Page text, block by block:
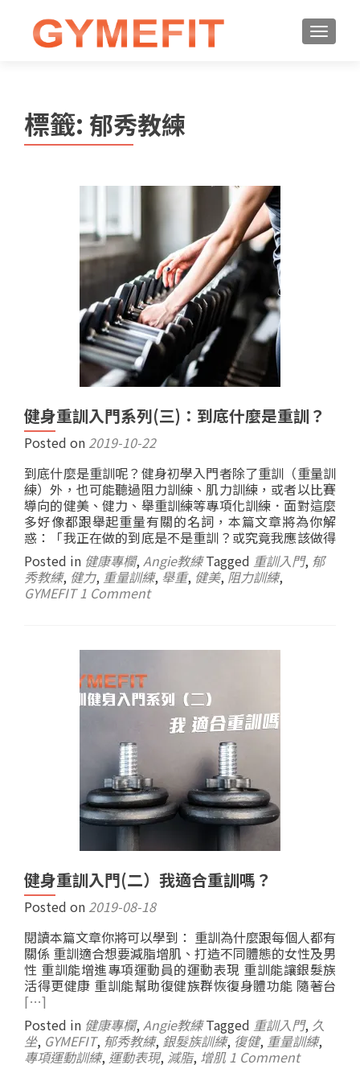
標籤: 郁秀教練
健身重訓入門系列(三)：到底什麼是重訓？
Posted on 2019-10-22
到底什麼是重訓呢？健身初學入門者除了重訓（重量訓
練）外，也可能聽過阻力訓練、肌力訓練，或者以比賽
導向的健美、健力、舉重訓練等專項化訓練．面對這麼
多好像都跟舉起重量有關的名詞，本篇文章將為你解
惑：「我正在做的到底是不是重訓？或究竟我應該做得
又是什麼？」
Posted in 健康專欄, Angie教練 Tagged 重訓入門, 郁
秀教練, 健力, 重量訓練, 舉重, 健美, 阻力訓練,
GYMEFIT 1 Comment
健身重訓入門(二）我適合重訓嗎？
Posted on 2019-08-18
閱讀本篇文章你將可以學到： 重訓為什麼跟每個人都有
關係 重訓適合想要減脂增肌、打造不同體態的女性及男
性 重訓能增進專項運動員的運動表現 重訓能讓銀髮族
活得更健康 重訓能幫助復健族群恢復身體功能 隨著台
[…]
Posted in 健康專欄, Angie教練 Tagged 重訓入門, 久
坐, GYMEFIT, 郁秀教練, 銀髮族訓練, 復健, 重量訓練,
專項運動訓練, 運動表現, 減脂, 增肌 1 Comment